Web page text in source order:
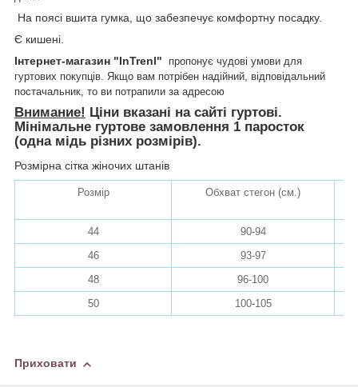
На поясі вшита гумка, що забезпечує комфортну посадку.
Є кишені.
Інтернет-магазин "InTrenl"
пропонує чудові умови для
гуртових покупців. Якщо вам потрібен надійний, відповідальний
постачальник, то ви потрапили за адресою
Внимание! Ціни вказані на сайті гуртові.
Мінімальне гуртове замовлення 1 паросток
(одна мідь різних розмірів).
Розмірна сітка жіночих штанів
Розмір Обхват стегон (см.)
44
90-94
46
93-97
48
96-100
50
100-105
Приховати